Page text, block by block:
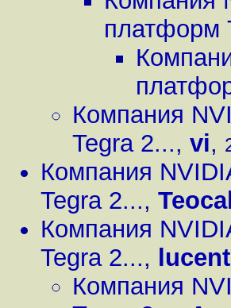
платформ
Компания
Tegra 2..., vi,
Компания
Tegra 2...,
Компания
Tegra 2...,
Компания